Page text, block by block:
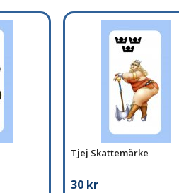
Tjej Skattemärke
30 kr